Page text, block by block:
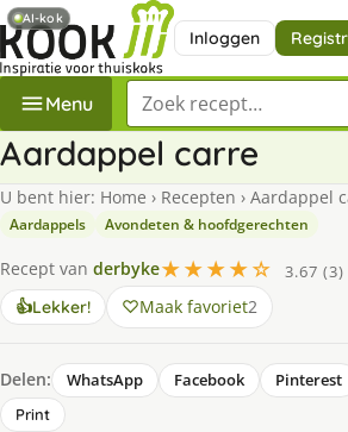
Inloggen
Menu Zoek een recept
Aardappel carre
U bent hier: Home › Recepten › Aardappel
Aardappels Avondeten & hoofdgerechten
Recept van derbyke★★★★☆
3.67 (3)
👍Lekker! Maak favoriet2
Delen: WhatsApp Facebook Pinterest
Print
AI-kok